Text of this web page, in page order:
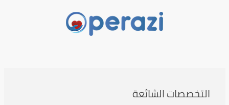
التخصصات الشائعة